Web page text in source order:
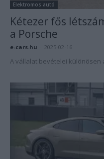
Elektromos autó
Kétezer fős
a Porsche
e-cars.hu 2025-02-16
A vállalat bevételei különösen